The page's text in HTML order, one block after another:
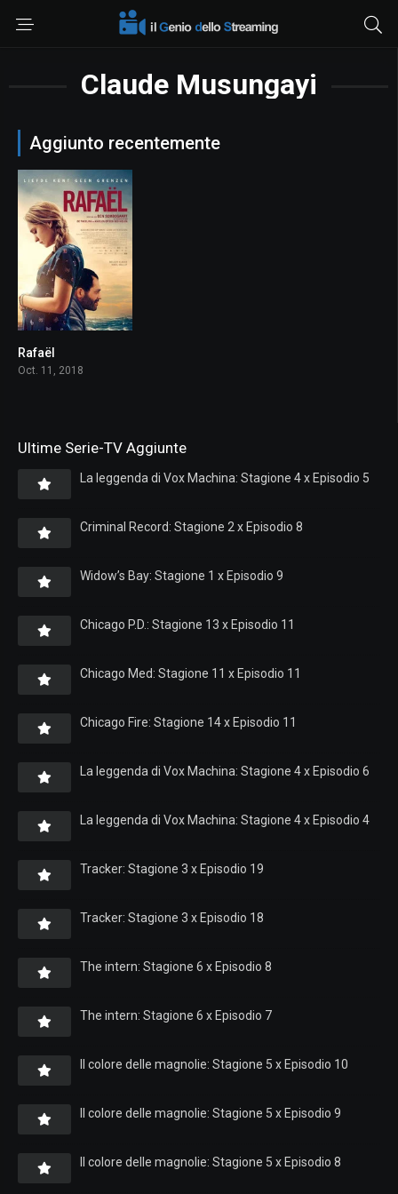
Claude Musungayi
Aggiunto recentemente
Rafaël
Oct. 11, 2018
Ultime Serie-TV Aggiunte
La leggenda di Vox Machina: Stagione 4 x Episodio 5
Criminal Record: Stagione 2 x Episodio 8
Widow’s Bay: Stagione 1 x Episodio 9
Chicago P.D.: Stagione 13 x Episodio 11
Chicago Med: Stagione 11 x Episodio 11
Chicago Fire: Stagione 14 x Episodio 11
La leggenda di Vox Machina: Stagione 4 x Episodio 6
La leggenda di Vox Machina: Stagione 4 x Episodio 4
Tracker: Stagione 3 x Episodio 19
Tracker: Stagione 3 x Episodio 18
The intern: Stagione 6 x Episodio 8
The intern: Stagione 6 x Episodio 7
Il colore delle magnolie: Stagione 5 x Episodio 10
Il colore delle magnolie: Stagione 5 x Episodio 9
Il colore delle magnolie: Stagione 5 x Episodio 8